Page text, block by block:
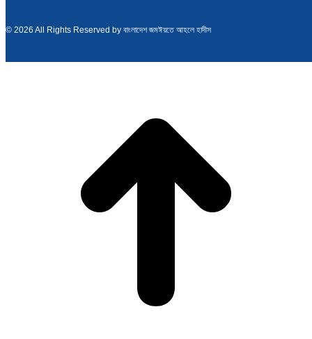
© 2026 All Rights Reserved by বাংলাদেশ জমঈয়তে আহলে হাদীস